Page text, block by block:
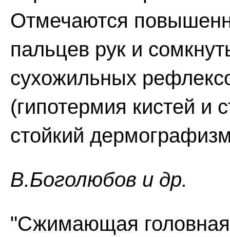
Отмечаются
пальцев рук и
сухожильных
(гипотермия кистей и
стойкий
В.Боголюбов и др.
"Сжимающая